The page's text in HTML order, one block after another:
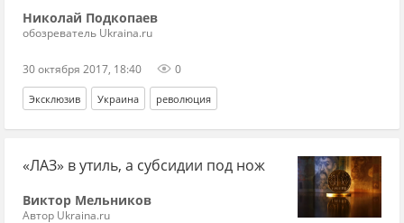
Николай Подкопаев
обозреватель Ukraina.ru
30 октября 2017, 18:40 0
Эксклюзив Украина революция
«ЛАЗ» в утиль, а субсидии под нож
Виктор Мельников
Автор Ukraina.ru